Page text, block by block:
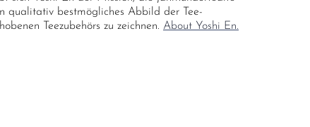
qualitativ bestmögliches Abbild der Tee-
Teezubehörs zu zeichnen. About Yoshi En.